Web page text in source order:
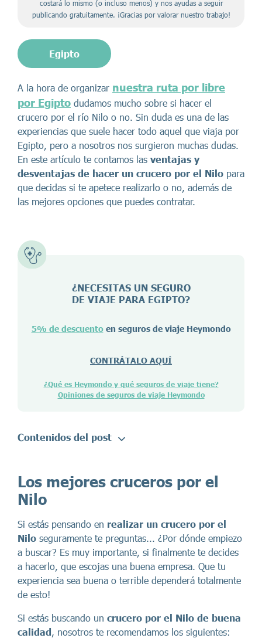
costará lo mismo (o incluso menos) y nos ayudas a seguir
publicando gratuitamente. ¡Gracias por valorar nuestro trabajo!
Egipto
A la hora de organizar nuestra ruta por libre
por Egipto dudamos mucho sobre si hacer el
crucero por el río Nilo o no. Sin duda es una de las
experiencias que suele hacer todo aquel que viaja por
Egipto, pero a nosotros nos surgieron muchas dudas.
En este artículo te contamos las ventajas y
desventajas de hacer un crucero por el Nilo para
que decidas si te apetece realizarlo o no, además de
las mejores opciones que puedes contratar.
¿NECESITAS UN SEGURO
DE VIAJE PARA EGIPTO?
5% de descuentoen seguros de viaje Heymondo
CONTRÁTALO AQUÍ
¿Qué es Heymondo y qué seguros de viaje tiene?
Opiniones de seguros de viaje Heymondo
Contenidos del post
Los mejores cruceros por el
Nilo
Si estás pensando en realizar un crucero por el
Nilo seguramente te preguntas... ¿Por dónde empiezo
a buscar? Es muy importante, si finalmente te decides
a hacerlo, que escojas una buena empresa. Que tu
experiencia sea buena o terrible dependerá totalmente
de esto!
Si estás buscando un crucero por el Nilo de buena
calidad, nosotros te recomendamos los siguientes: